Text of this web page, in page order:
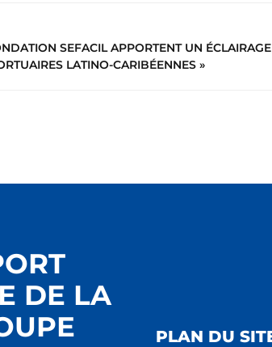
SEFACIL APPORTENT UN
LATINO-CARIBÉENNES »
DE LA
PLAN DU